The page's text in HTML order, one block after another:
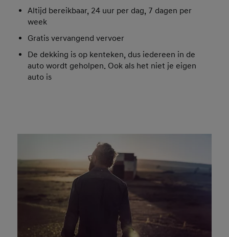
Altijd bereikbaar, 24 uur per dag, 7 dagen per
week
Gratis vervangend vervoer
De dekking is op kenteken, dus iedereen in de
auto wordt geholpen. Ook als het niet je eigen
auto is